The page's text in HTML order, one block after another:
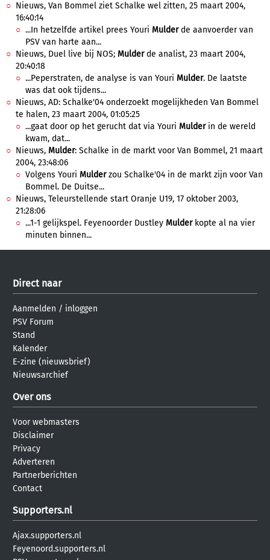
Nieuws, Van Bommel ziet Schalke wel zitten, 25 maart 2004,
16:40:14
...In hetzelfde artikel prees Youri Mulderde aanvoerder van
PSV van harte aan...
Nieuws, Duel live bij NOS; Mulderde analist, 23 maart 2004,
20:40:18
...Peperstraten, de analyse is van Youri Mulder. De laatste
was dat ook tijdens...
Nieuws, AD: Schalke'04 onderzoekt mogelijkheden Van Bommel
te halen, 23 maart 2004, 01:05:25
...gaat door op het gerucht dat via Youri Mulderin de wereld
kwam, dat...
Nieuws, Mulder: Schalke in de markt voor Van Bommel, 21 maart
2004, 23:48:06
Volgens Youri Mulderzou Schalke'04 in de markt zijn voor Van
Bommel. De Duitse...
Nieuws, Teleurstellende start Oranje U19, 17 oktober 2003,
21:28:06
...1-1 gelijkspel. Feyenoorder Dustley Mulderkopte al na vier
minuten binnen...
Direct naar
Aanmelden / inloggen
PSV Forum
Stand
Kalender
E-zine (nieuwsbrief)
Nieuwsarchief
Over ons
Voor webmasters
Disclaimer
Privacy
Adverteren
Partnerberichten
Contact
Supporters.nl
Ajax.supporters.nl
Feyenoord.supporters.nl